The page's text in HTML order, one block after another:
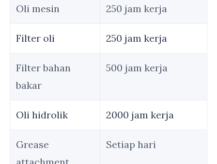
Oli mesin 250 jam kerja
Filter oli 250 jam kerja
Filter bahan
bakar
500 jam kerja
Oli hidrolik 2000 jam kerja
Grease
Setiap hari